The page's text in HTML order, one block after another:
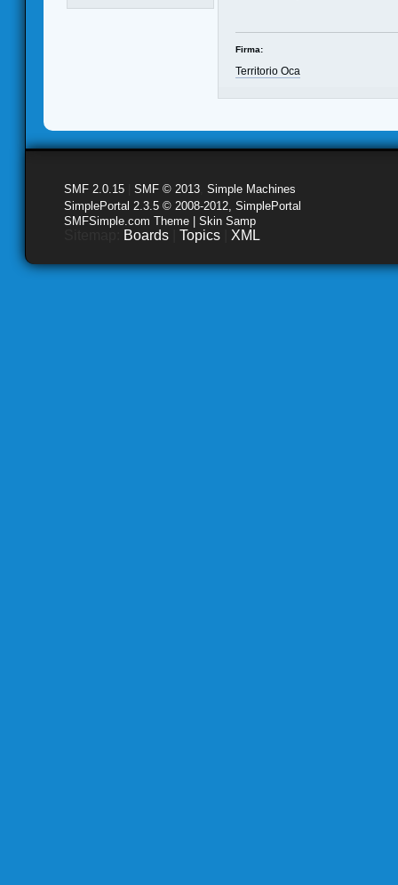
Firma:
Territorio Oca
SMF 2.0.15 SMF © 2013 Simple Machines
SimplePortal 2.3.5 © 2008-2012, SimplePortal
SMFSimple.com Theme | Skin Samp
Boards Topics XML